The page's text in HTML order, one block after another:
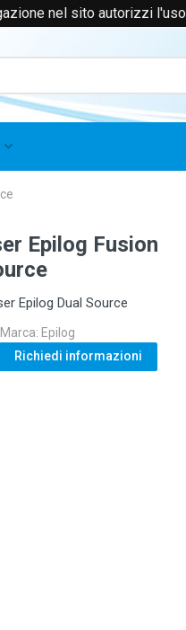
nel sito autorizzi
Epilog Fusion
Epilog Dual Source
Marca: Epilog
Richiedi informazioni